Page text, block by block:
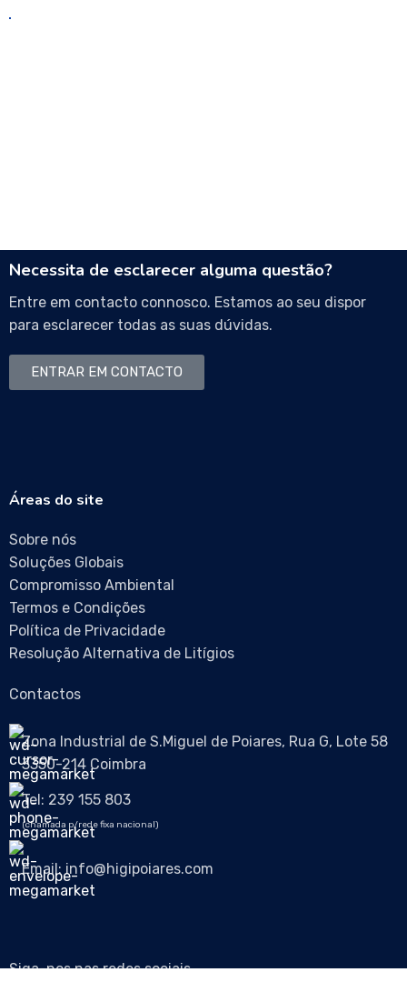
Necessita de esclarecer alguma questão?
Entre em contacto connosco. Estamos ao seu dispor
para esclarecer todas as suas dúvidas.
ENTRAR EM CONTACTO
Áreas do site
Sobre nós
Soluções Globais
Compromisso Ambiental
Termos e Condições
Política de Privacidade
Resolução Alternativa de Litígios
Contactos
Zona Industrial de S.Miguel de Poiares, Rua G, Lote 58
3350-214 Coimbra
Tel: 239 155 803
(chamada p/rede fixa nacional)
Email: info@higipoiares.com
Siga-nos nas redes sociais